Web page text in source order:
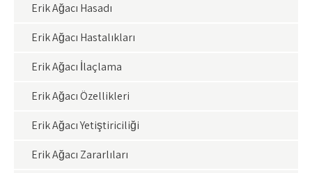
Erik Ağacı Hasadı
Erik Ağacı Hastalıkları
Erik Ağacı İlaçlama
Erik Ağacı Özellikleri
Erik Ağacı Yetiştiriciliği
Erik Ağacı Zararlıları